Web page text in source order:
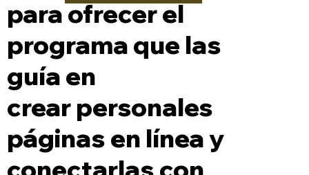
para ofrecer el
programa que las
guía en
crear personales
páginas en línea y